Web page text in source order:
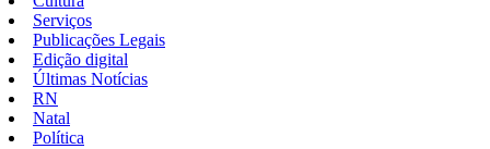
Serviços
Publicações Legais
Edição digital
Últimas Notícias
RN
Natal
Política